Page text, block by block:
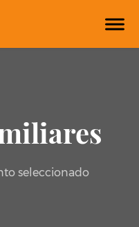
seleccionado